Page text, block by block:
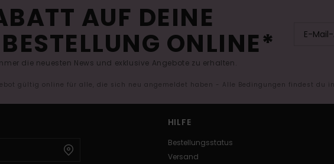
AUF DEINE
ONLINE*
die neuesten News und exklusive Angebote zu erhalten.
gültig online für alle, die sich neu angemeldet haben - Alle Bedingungen findest du
HILFE
Bestellungsstatus
Versand